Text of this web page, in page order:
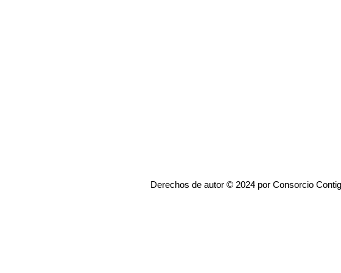
Derechos de autor © 2024 por Consorcio